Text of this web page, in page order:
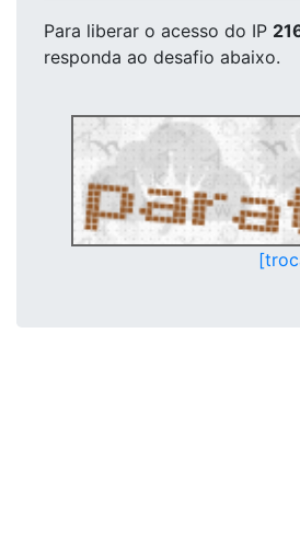
Para liberar o acesso do IP
responda ao desafio abaixo.